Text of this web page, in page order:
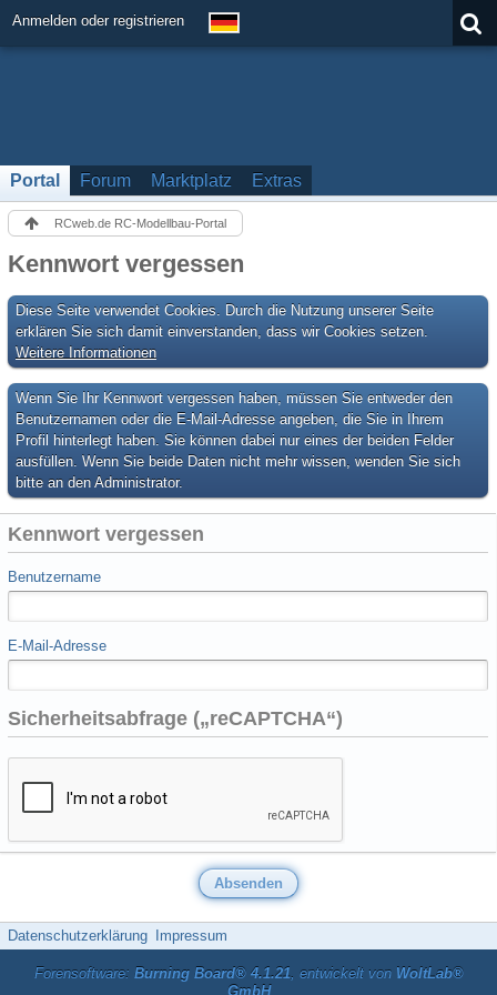
Anmelden oder registrieren
Portal Forum Marktplatz Extras
RCweb.de RC-Modellbau-Portal
Kennwort vergessen
Diese Seite verwendet Cookies. Durch die Nutzung unserer Seite
erklären Sie sich damit einverstanden, dass wir Cookies setzen.
Weitere Informationen
Wenn Sie Ihr Kennwort vergessen haben, müssen Sie entweder den
Benutzernamen oder die E-Mail-Adresse angeben, die Sie in Ihrem
Profil hinterlegt haben. Sie können dabei nur eines der beiden Felder
ausfüllen. Wenn Sie beide Daten nicht mehr wissen, wenden Sie sich
bitte an den Administrator.
Kennwort vergessen
Benutzername
E-Mail-Adresse
Sicherheitsabfrage („reCAPTCHA“)
Datenschutzerklärung Impressum
Forensoftware: Burning Board® 4.1.21, entwickelt von WoltLab®
GmbH